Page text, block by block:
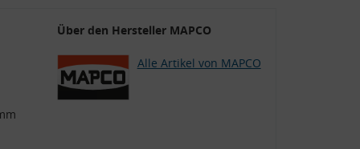
Über den Hersteller MAPCO
Alle Artikel von MAPCO